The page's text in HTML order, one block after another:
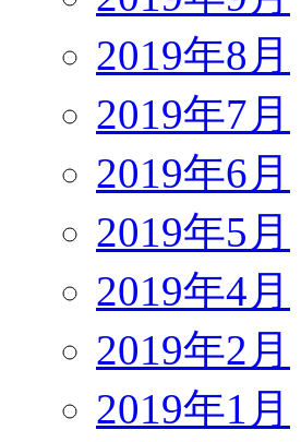
2019年8月
2019年7月
2019年6月
2019年5月
2019年4月
2019年2月
2019年1月